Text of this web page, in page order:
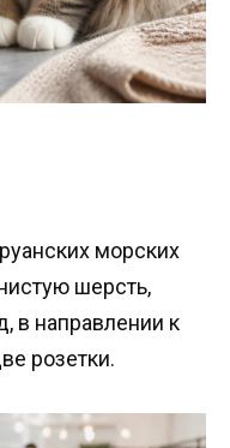
морских
шерсть,
в направлении к
розетки.